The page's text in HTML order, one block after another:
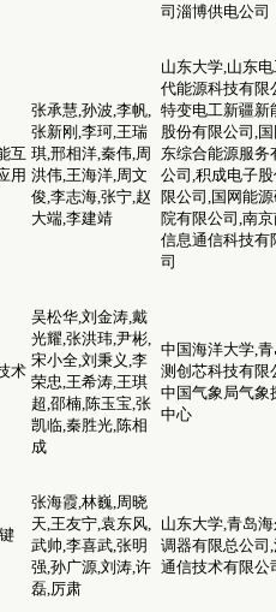
司淄博供电公司
互
用
张承慧,孙波,李帆,
张新刚,李珂,王瑞
琪,邢相洋,秦伟,周
洪伟,王海洋,周文
俊,李志海,张宁,赵
大端,李建靖
山东大学,山东
代能源科技有限
特变电工新疆新
股份有限公司,
东综合能源服务
公司,积成电子
限公司,国网能
院有限公司,南
信息通信科技有
司
术
吴松华,刘金涛,戴
光耀,张洪玮,尹彬,
宋小全,刘秉义,李
荣忠,王希涛,王琪
超,邵楠,陈玉宝,张
凯临,秦胜光,陈相
成
中国海洋大学,
测创芯科技有限
中国气象局气象
中心
张海霞,林巍,周晓
天,王友宁,袁东风,
武帅,李喜武,张明
强,孙广源,刘涛,许
磊,厉肃
山东大学,青岛
调器有限总公司
通信技术有限公